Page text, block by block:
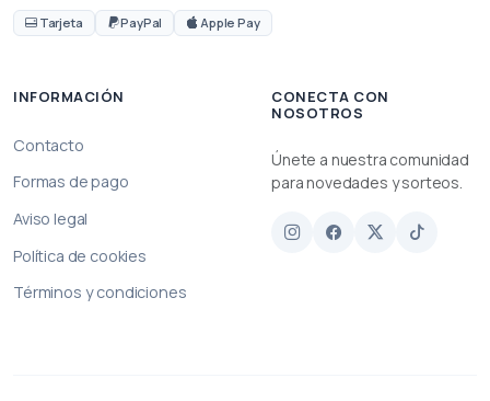
Tarjeta PayPal Apple Pay
INFORMACIÓN
Contacto
Formas de pago
Aviso legal
Política de cookies
Términos y condiciones
CONECTA CON
NOSOTROS
Únete a nuestra comunidad
para novedades y sorteos.